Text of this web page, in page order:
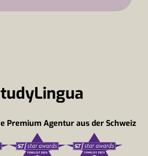
Premium Agentur aus der Schweiz